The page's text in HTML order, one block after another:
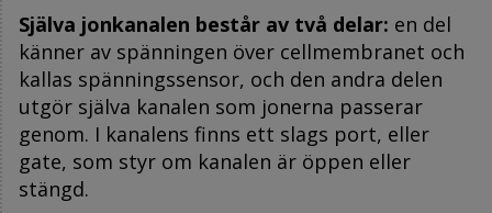
Själva jonkanalen består av två delar: en del
känner av spänningen över cellmembranet och
kallas spänningssensor, och den andra delen
utgör själva kanalen som jonerna passerar
genom. I kanalens finns ett slags port, eller
gate, som styr om kanalen är öppen eller
stängd.